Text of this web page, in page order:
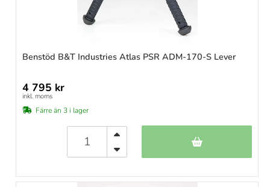
Benstöd B&T Industries Atlas PSR ADM-170-S Lever
4 795 kr
inkl. moms
Färre än 3 i lager